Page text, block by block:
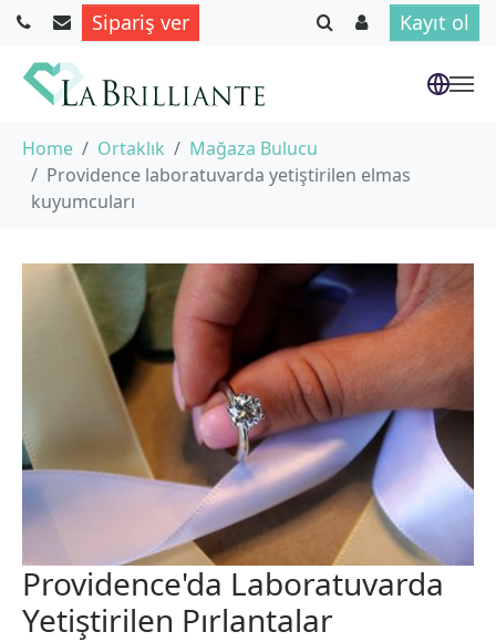
Sipariş ver Kayıt ol
Home Ortaklık
Mağaza Bulucu
Providence laboratuvarda yetiştirilen elmas
kuyumcuları
Providence'da Laboratuvarda
Yetiştirilen Pırlantalar